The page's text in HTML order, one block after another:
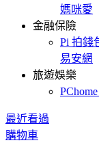
媽咪愛
金融保險
Pi 拍錢
易安網
旅遊娛樂
最近看過
購物車